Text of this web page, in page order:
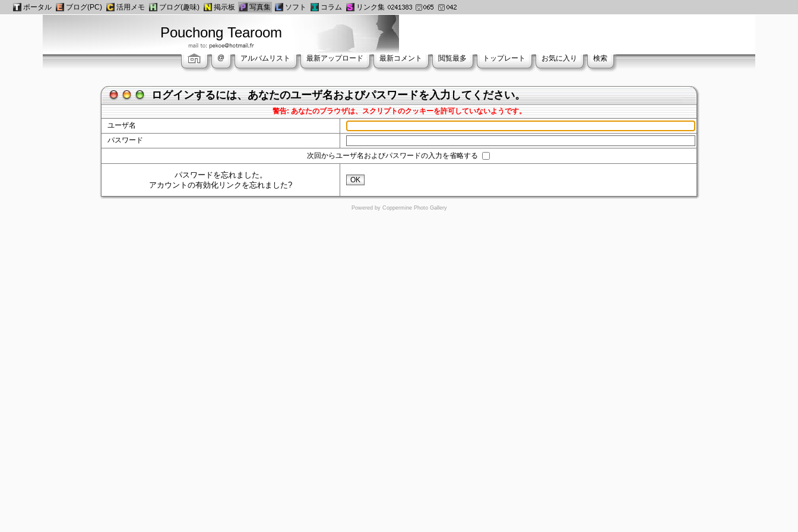
Pouchong Tearoom
@ アルバムリスト 最新アップロード 最新コメント 閲覧最多 トップレート お気に入り 検索
ログインするには、あなたのユーザ名およびパスワードを入力してください。
警告: あなたのブラウザは、スクリプトのクッキーを許可していないようです。
ユーザ名
パスワード
次回からユーザ名およびパスワードの入力を省略する
パスワードを忘れました。
アカウントの有効化リンクを忘れました?
OK
Powered by Coppermine Photo Gallery
ポータル ブログ(PC) 活用メモ ブログ(趣味) 掲示板 写真集 ソフト コラム リンク集